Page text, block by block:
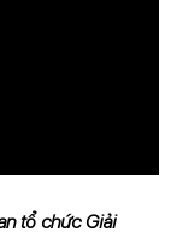
tổ chức Giải